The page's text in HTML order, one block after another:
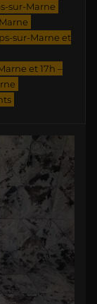
sur-Marne
sur-Marne et
et 17h –